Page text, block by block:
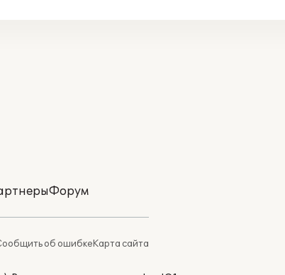
Форум
об ошибкеКарта сайта